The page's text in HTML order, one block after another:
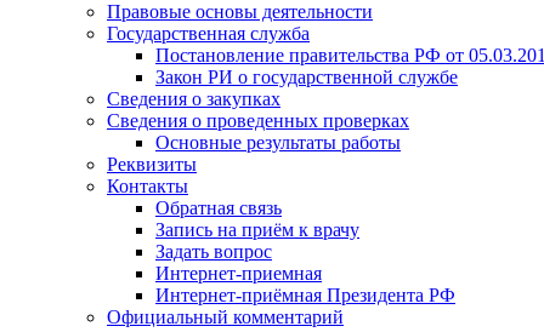
Правовые основы деятельности
Государственная служба
Постановление правительства РФ от
Закон РИ о государственной службе
Сведения о закупках
Сведения о проведенных проверках
Основные результаты работы
Реквизиты
Контакты
Обратная связь
Запись на приём к врачу
Задать вопрос
Интернет-приемная
Интернет-приёмная Президента РФ
Официальный комментарий